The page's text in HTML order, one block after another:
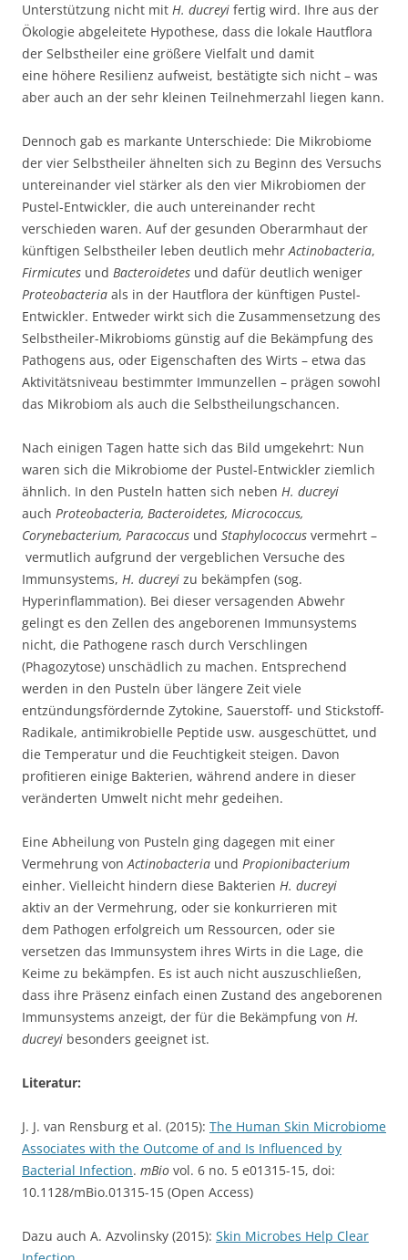
Unterstützung nicht mit H. ducreyi fertig wird. Ihre aus der
Ökologie abgeleitete Hypothese, dass die lokale Hautflora
der Selbstheiler eine größere Vielfalt und damit
eine höhere Resilienz aufweist, bestätigte sich nicht – was
aber auch an der sehr kleinen Teilnehmerzahl liegen kann.
Dennoch gab es markante Unterschiede: Die Mikrobiome
der vier Selbstheiler ähnelten sich zu Beginn des Versuchs
untereinander viel stärker als den vier Mikrobiomen der
Pustel-Entwickler, die auch untereinander recht
verschieden waren. Auf der gesunden Oberarmhaut der
künftigen Selbstheiler leben deutlich mehrActinobacteria,
Firmicutes und Bacteroidetes und dafür deutlich weniger
Proteobacteria als in der Hautflora der künftigen Pustel-
Entwickler. Entweder wirkt sich die Zusammensetzung des
Selbstheiler-Mikrobioms günstig auf die Bekämpfung des
Pathogens aus, oder Eigenschaften des Wirts – etwa das
Aktivitätsniveau bestimmter Immunzellen – prägen sowohl
das Mikrobiom als auch die Selbstheilungschancen.
Nach einigen Tagen hatte sich das Bild umgekehrt: Nun
waren sich die Mikrobiome der Pustel-Entwickler ziemlich
ähnlich. In den Pusteln hatten sich neben H. ducreyi
auch Proteobacteria, Bacteroidetes, Micrococcus,
Corynebacterium, Paracoccus und Staphylococcus vermehrt –
vermutlich aufgrund der vergeblichen Versuche des
Immunsystems, H. ducreyi zu bekämpfen (sog.
Hyperinflammation). Bei dieser versagenden Abwehr
gelingt es den Zellen des angeborenen Immunsystems
nicht, die Pathogene rasch durch Verschlingen
(Phagozytose) unschädlich zu machen. Entsprechend
werden in den Pusteln über längere Zeit viele
entzündungsfördernde Zytokine, Sauerstoff- und Stickstoff-
Radikale, antimikrobielle Peptide usw. ausgeschüttet, und
die Temperatur und die Feuchtigkeit steigen. Davon
profitieren einige Bakterien, während andere in dieser
veränderten Umwelt nicht mehr gedeihen.
Eine Abheilung von Pusteln ging dagegen mit einer
Vermehrung vonActinobacteria und Propionibacterium
einher. Vielleicht hindern diese Bakterien H. ducreyi
aktiv an der Vermehrung, oder sie konkurrieren mit
dem Pathogen erfolgreich um Ressourcen, oder sie
versetzen das Immunsystem ihres Wirts in die Lage, die
Keime zu bekämpfen. Es ist auch nicht auszuschließen,
dass ihre Präsenz einfach einen Zustand des angeborenen
Immunsystems anzeigt, der für die Bekämpfung von H.
ducreyi besonders geeignet ist.
Literatur:
J. J. van Rensburg et al. (2015): The Human Skin Microbiome
Associates with the Outcome of and Is Influenced by
Bacterial Infection. mBio vol. 6 no. 5 e01315-15, doi:
10.1128/mBio.01315-15 (Open Access)
Dazu auch A. Azvolinsky (2015): Skin Microbes Help Clear